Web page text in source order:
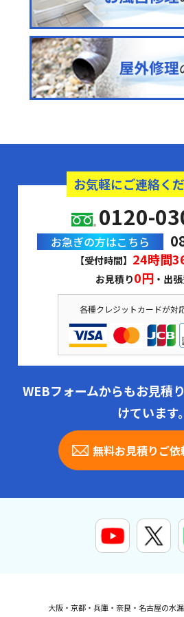
お気軽にご連絡く
0120-
お急ぎの方はこちら
【受付時間】 24時間
お見積り0円 ・出
各種クレジットカードが対
WEBフォームからもお見積
けています。
無料お見積りご
大阪・京都・兵庫・奈良・名古屋の水